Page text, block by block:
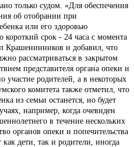
только судом. «Для обеспечения
об отобрании при
или его здоровью
короткий срок - 24 часа с момента
Крашенинников и добавил, что
рассматриваться в закрытом
представителя органа опеки и
участие родителей, а в некоторых
комитета также отметил, что
из семьи останется, но будет
например, когда очевиден
в течение нескольких
органов опеки и попечительства
как дети, так и родители, иногда